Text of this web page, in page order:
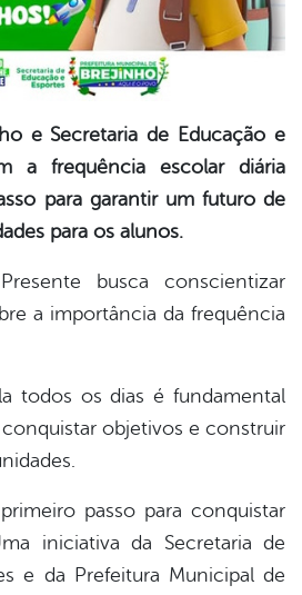
e Secretaria de Educação e
a frequência escolar diária
para garantir um futuro de
para os alunos.
busca conscientizar
a importância da frequência
todos os dias é fundamental
conquistar objetivos e construir
passo para conquistar
iniciativa da Secretaria de
e da Prefeitura Municipal de